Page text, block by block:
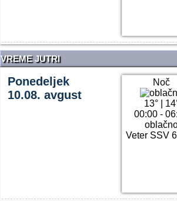
VREME JUTRI
Ponedeljek
10.08. avgust
Noč
13°|
00:00 -
Veter SSV